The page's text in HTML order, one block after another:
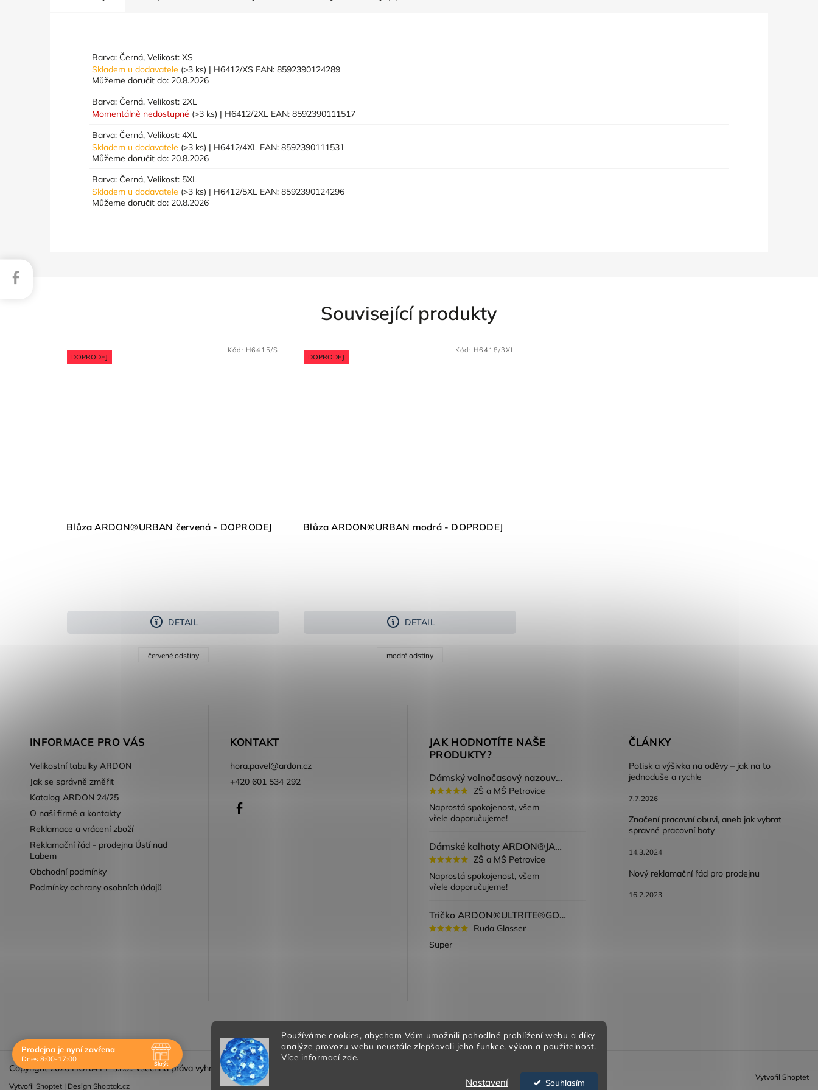
Používáme cookies, abychom Vám umožnili pohodlné prohlížení webu a díky
analýze provozu webu neustále zlepšovali jeho funkce, výkon a použitelnost.
Více informací zde.
Souhlasím
Nastavení
Barva: Černá, Velikost: XS
Skladem u dodavatele (>3 ks) | H6412/XS EAN: 8592390124289
Můžeme doručit do: 20.8.2026
Barva: Černá, Velikost: 2XL
Momentálně nedostupné (>3 ks) | H6412/2XL EAN: 8592390111517
Barva: Černá, Velikost: 4XL
Skladem u dodavatele (>3 ks) | H6412/4XL EAN: 8592390111531
Můžeme doručit do: 20.8.2026
Barva: Černá, Velikost: 5XL
Skladem u dodavatele (>3 ks) | H6412/5XL EAN: 8592390124296
Můžeme doručit do: 20.8.2026
Související produkty
DOPRODEJ
Blůza ARDON®URBAN červená - DOPRODEJ
DETAIL
červené odstíny
Kód: H6415/S
DOPRODEJ
Blůza ARDON®URBAN modrá - DOPRODEJ
DETAIL
modré odstíny
Kód: H6418/3XL
INFORMACE PRO VÁS
Velikostní tabulky ARDON
Jak se správně změřit
Katalog ARDON 24/25
O naší firmě a kontakty
Reklamace a vrácení zboží
Reklamační řád - prodejna Ústí nad
Labem
Obchodní podmínky
Podmínky ochrany osobních údajů
KONTAKT
hora.pavel@ardon.cz
+420 601 534 292
JAK HODNOTÍTE NAŠE
PRODUKTY?
Dámský volnočasový nazouvák ARDON®JUNO - růžová
ZŠ a MŠ Petrovice
Naprostá spokojenost, všem
vřele doporučujeme!
Dámské kalhoty ARDON®JASVENA šedá
ZŠ a MŠ Petrovice
Naprostá spokojenost, všem
vřele doporučujeme!
Tričko ARDON®ULTRITE®GO! dámské růžová
Ruda Glasser
Super
ČLÁNKY
Potisk a výšivka na oděvy – jak na to
jednoduše a rychle
7.7.2026
Značení pracovní obuvi, aneb jak vybrat
spravné pracovní boty
14.3.2024
Nový reklamační řád pro prodejnu
16.2.2023
Vytvořil Shoptet
Copyright 2026HORA PP s.r.o.. Všechna práva vyhrazena.
Vytvořil Shoptet | Design Shoptak.cz
Prodejna je nyní zavřena
Dnes 8:00-17:00
Skrýt